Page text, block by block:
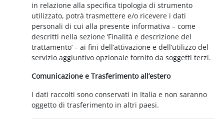
in relazione alla specifica tipologia di strumento
utilizzato, potrà trasmettere e/o ricevere i dati
personali di cui alla presente informativa – come
descritti nella sezione ‘Finalità e descrizione del
trattamento’ – ai fini dell’attivazione e dell’utilizzo del
servizio aggiuntivo opzionale fornito da soggetti terzi.
Comunicazione e Trasferimento all’estero
I dati raccolti sono conservati in Italia e non saranno
oggetto di trasferimento in altri paesi.